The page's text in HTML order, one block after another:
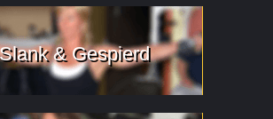
Slank & Gespierd